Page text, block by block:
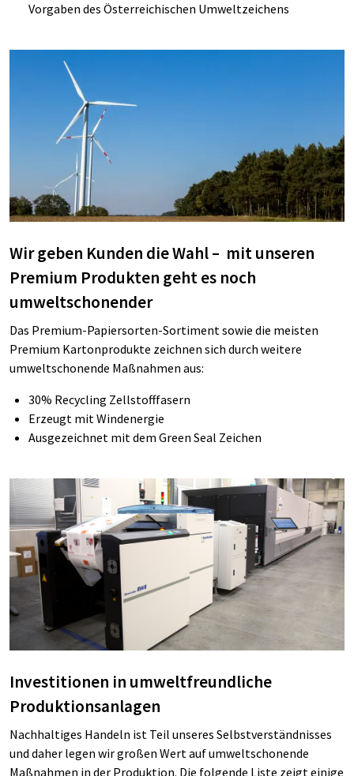
Vorgaben des Österreichischen Umweltzeichens
Wir geben Kunden die Wahl – mit unseren
Premium Produkten geht es noch
umweltschonender
Das Premium-Papiersorten-Sortiment sowie die meisten
Premium Kartonprodukte zeichnen sich durch weitere
umweltschonende Maßnahmen aus:
30% Recycling Zellstofffasern
Erzeugt mit Windenergie
Ausgezeichnet mit dem Green Seal Zeichen
Investitionen in umweltfreundliche
Produktionsanlagen
Nachhaltiges Handeln ist Teil unseres Selbstverständnisses
und daher legen wir großen Wert aufumweltschonende
Maßnahmen in der Produktion. Die folgende Liste zeigt einige